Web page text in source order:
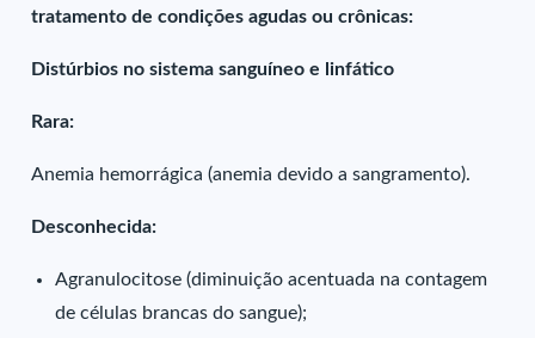
tratamento de condições agudas ou crônicas:
Distúrbios no sistema sanguíneo e linfático
Rara:
Anemia hemorrágica (anemia devido a sangramento).
Desconhecida:
Agranulocitose (diminuição acentuada na contagem
de células brancas do sangue);